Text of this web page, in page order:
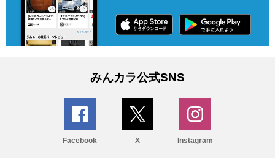
みんカラ公式SNS
Facebook X Instagram